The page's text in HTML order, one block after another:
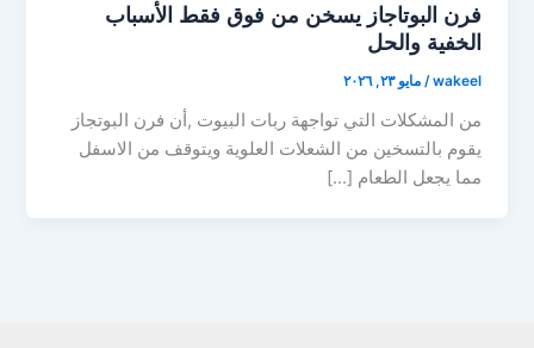
فرن البوتاجاز يسخن من فوق فقط الأسباب
الخفية والحل
wakeel
/مايو ٢٣, ٢٠٢٦
من المشكلات التي تواجهة ربات البيوت ,أن فرن البوتجاز
يقوم بالتسخين من الشعلات العلوية ويتوقف من الاسفل
مما يجعل الطعام […]